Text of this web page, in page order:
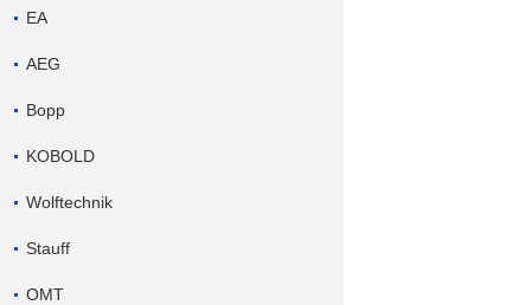
EA
AEG
Bopp
KOBOLD
Wolftechnik
Stauff
OMT